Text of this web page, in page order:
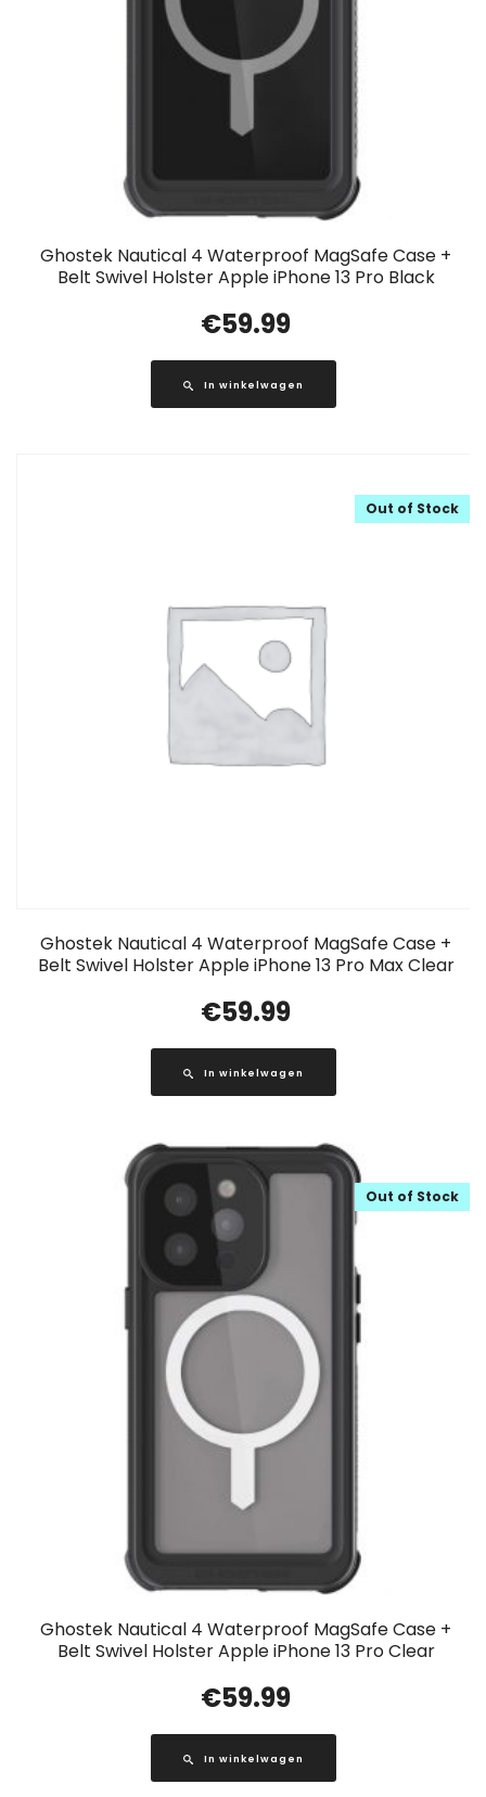
Ghostek Nautical 4 Waterproof MagSafe Case +
Belt Swivel Holster Apple iPhone 13 Pro Black
€59.99
In winkelwagen
Ghostek Nautical 4 Waterproof MagSafe Case +
Belt Swivel Holster Apple iPhone 13 Pro Max Clear
Out of Stock
€59.99
In winkelwagen
Ghostek Nautical 4 Waterproof MagSafe Case +
Belt Swivel Holster Apple iPhone 13 Pro Clear
Out of Stock
€59.99
In winkelwagen